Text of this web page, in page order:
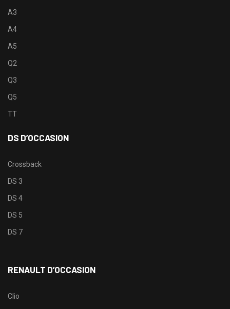
A3
A4
A5
Q2
Q3
Q5
TT
DS D’OCCASION
Crossback
DS 3
DS 4
DS 5
DS 7
RENAULT D’OCCASION
Clio